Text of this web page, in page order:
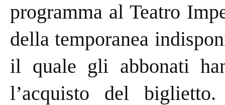
programma al Teatro
della temporanea
il quale gli abbonati
l’acquisto del biglietto.